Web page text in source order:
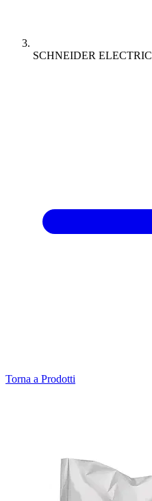
SCHNEIDER ELECTRIC
Torna a Prodotti